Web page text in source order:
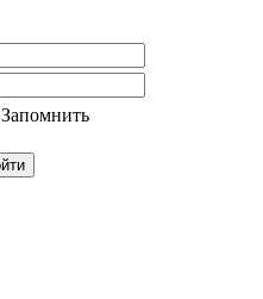
Запомнить